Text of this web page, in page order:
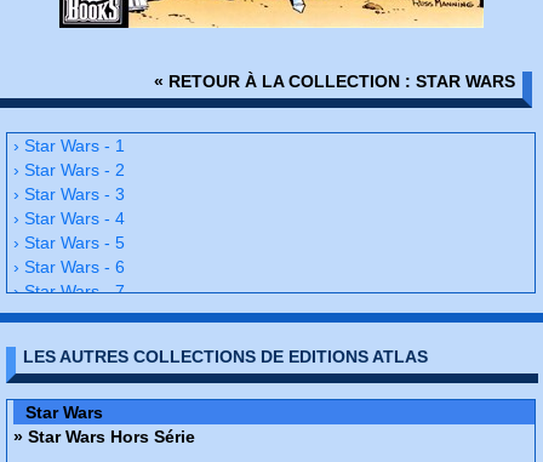
« RETOUR À LA COLLECTION : STAR WARS
› Star Wars - 1
› Star Wars - 2
› Star Wars - 3
› Star Wars - 4
› Star Wars - 5
› Star Wars - 6
› Star Wars - 7
› Star Wars - 8
› Star Wars - 10
› Star Wars - 11
› Star Wars - 12
› Star Wars - 13
LES AUTRES COLLECTIONS DE EDITIONS ATLAS
Star Wars
» Star Wars Hors Série